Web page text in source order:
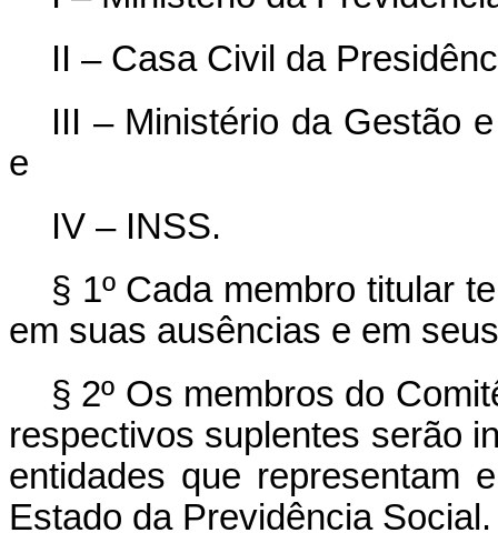
II – Casa Civil da
III – Ministério da Gestão
e
IV – INSS.
§ 1º Cada membro titular
em suas ausências e em
§ 2º Os membros do
respectivos suplentes serão
entidades que representam
Estado da Previdência Social.